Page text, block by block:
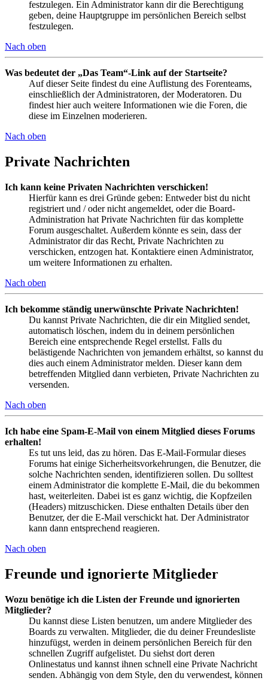
festzulegen. Ein Administrator kann dir die Berechtigung
geben, deine Hauptgruppe im persönlichen Bereich selbst
festzulegen.
Nach oben
Was bedeutet der „Das Team“-Link auf der Startseite?
Auf dieser Seite findest du eine Auflistung des Forenteams,
einschließlich der Administratoren, der Moderatoren. Du
findest hier auch weitere Informationen wie die Foren, die
diese im Einzelnen moderieren.
Nach oben
Private Nachrichten
Ich kann keine Privaten Nachrichten verschicken!
Hierfür kann es drei Gründe geben: Entweder bist du nicht
registriert und / oder nicht angemeldet, oder die Board-
Administration hat Private Nachrichten für das komplette
Forum ausgeschaltet. Außerdem könnte es sein, dass der
Administrator dir das Recht, Private Nachrichten zu
verschicken, entzogen hat. Kontaktiere einen Administrator,
um weitere Informationen zu erhalten.
Nach oben
Ich bekomme ständig unerwünschte Private Nachrichten!
Du kannst Private Nachrichten, die dir ein Mitglied sendet,
automatisch löschen, indem du in deinem persönlichen
Bereich eine entsprechende Regel erstellst. Falls du
belästigende Nachrichten von jemandem erhältst, so kannst du
dies auch einem Administrator melden. Dieser kann dem
betreffenden Mitglied dann verbieten, Private Nachrichten zu
versenden.
Nach oben
Ich habe eine Spam-E-Mail von einem Mitglied dieses Forums
erhalten!
Es tut uns leid, das zu hören. Das E-Mail-Formular dieses
Forums hat einige Sicherheitsvorkehrungen, die Benutzer, die
solche Nachrichten senden, identifizieren sollen. Du solltest
einem Administrator die komplette E-Mail, die du bekommen
hast, weiterleiten. Dabei ist es ganz wichtig, die Kopfzeilen
(Headers) mitzuschicken. Diese enthalten Details über den
Benutzer, der die E-Mail verschickt hat. Der Administrator
kann dann entsprechend reagieren.
Nach oben
Freunde und ignorierte Mitglieder
Wozu benötige ich die Listen der Freunde und ignorierten
Mitglieder?
Du kannst diese Listen benutzen, um andere Mitglieder des
Boards zu verwalten. Mitglieder, die du deiner Freundesliste
hinzufügst, werden in deinem persönlichen Bereich für den
schnellen Zugriff aufgelistet. Du siehst dort deren
Onlinestatus und kannst ihnen schnell eine Private Nachricht
senden. Abhängig von dem Style, den du verwendest, können